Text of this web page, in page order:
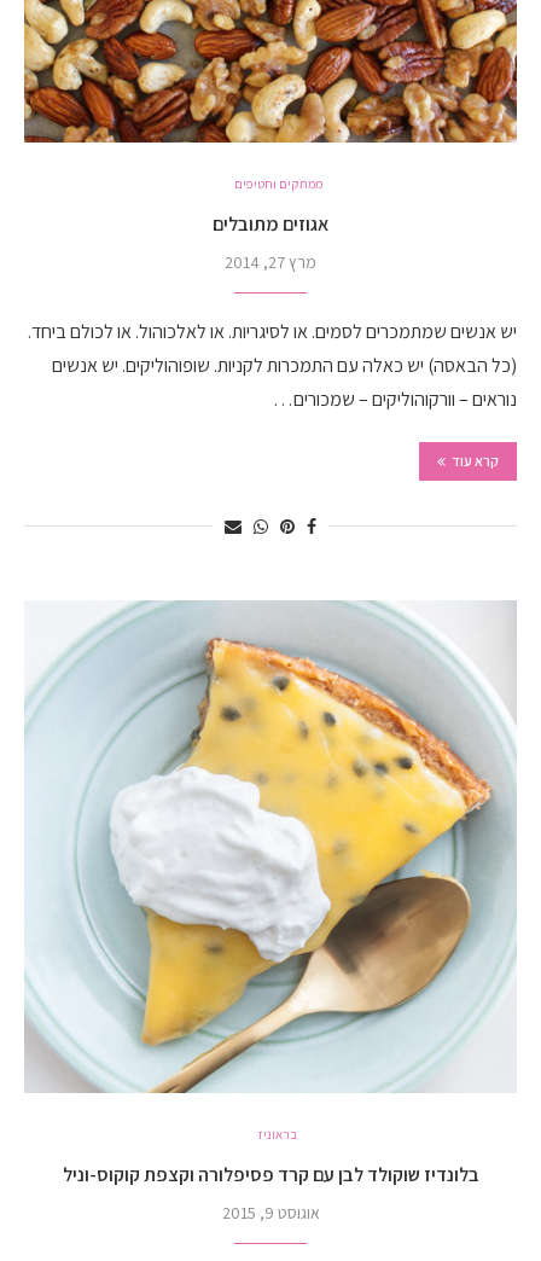
ממתקים וחטיפים
אגוזים מתובלים
מרץ 27, 2014
יש אנשים שמתמכרים לסמים. או לסיגריות. או לאלכוהול. או לכולם ביחד.
(כל הבאסה) יש כאלה עם התמכרות לקניות. שופוהוליקים. יש אנשים
נוראים – וורקוהוליקים – שמכורים…
קרא עוד
בראוניז
בלונדיז שוקולד לבן עם קרד פסיפלורה וקצפת קוקוס-וניל
אוגוסט 9, 2015